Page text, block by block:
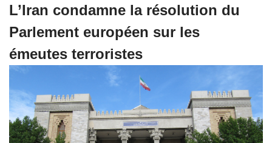
L’Iran condamne la résolution du
Parlement européen sur les
émeutes terroristes